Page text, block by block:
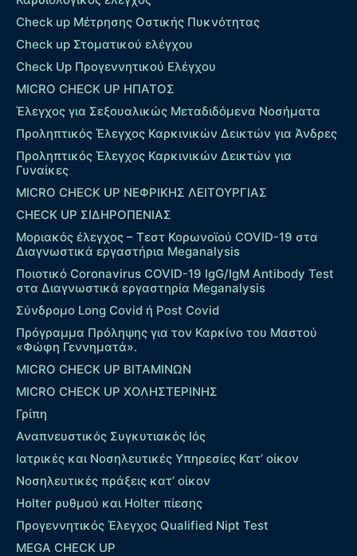
Check up Mέτρησης Οστικής Πυκνότητας
Check up Στοματικού ελέγχου
Check Up Προγεννητικού Ελέγχου
MICRO CHECK UP HΠΑΤΟΣ
Έλεγχος για Σεξουαλικώς Μεταδιδόμενα Νοσήματα
Προληπτικός Έλεγχος Καρκινικών Δεικτών για Άνδρες
Προληπτικός Έλεγχος Καρκινικών Δεικτών για
Γυναίκες
MICRO CHECK UP ΝΕΦΡΙΚΗΣ ΛΕΙΤΟΥΡΓΙΑΣ
CHECK UP ΣΙΔΗΡΟΠΕΝΙΑΣ
Μοριακός έλεγχος – Τεστ Κορωνοϊού COVID-19 στα
Διαγνωστικά εργαστήρια Meganalysis
Ποιοτικό Coronavirus COVID-19 IgG/IgM Antibody Test
στα Διαγνωστικά εργαστηρία Meganalysis
Σύνδρομο Long Covid ή Post Covid
Πρόγραμμα Πρόληψης για τον Καρκίνο του Μαστού
«Φώφη Γεννηματά».
MICRO CHECK UP ΒΙΤΑΜΙΝΩΝ
MICRO CHECK UP ΧΟΛΗΣΤΕΡΙΝΗΣ
Γρίπη
Αναπνευστικός Συγκυτιακός Ιός
Ιατρικές και Νοσηλευτικές Υπηρεσίες Κατ’ οίκον
Νοσηλευτικές πράξεις κατ’ οίκον
Holter ρυθμού και Holter πίεσης
Προγεννητικός Έλεγχος Qualified Nipt Test
MEGA CHECK UP